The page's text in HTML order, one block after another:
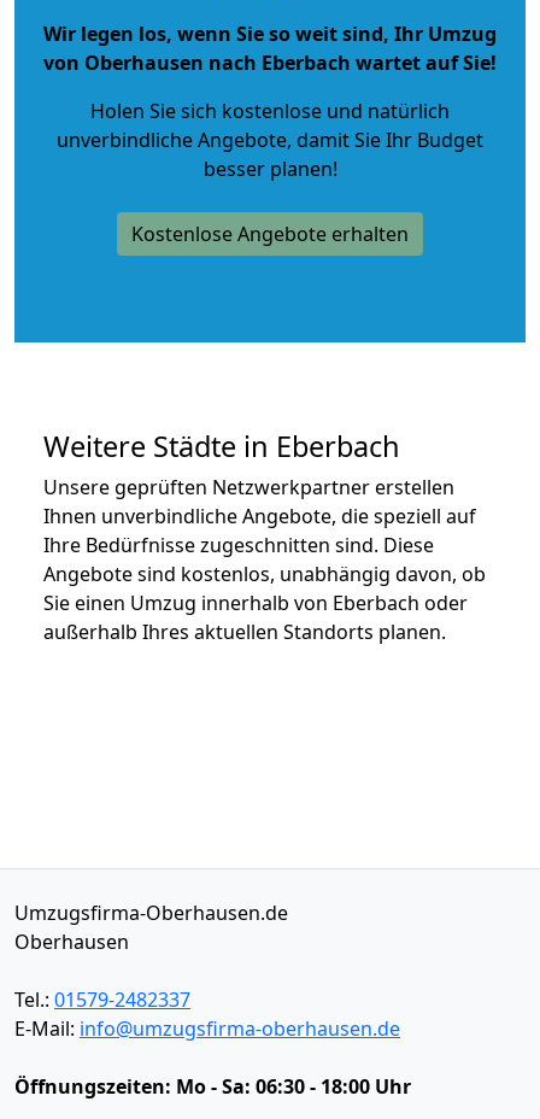
Wir legen los, wenn Sie so weit sind, Ihr Umzug
von Oberhausen nach Eberbach wartet auf Sie!
Holen Sie sich kostenlose und natürlich
unverbindliche Angebote, damit Sie Ihr Budget
besser planen!
Kostenlose Angebote erhalten
Weitere Städte in Eberbach
Unsere geprüften Netzwerkpartner erstellen
Ihnen unverbindliche Angebote, die speziell auf
Ihre Bedürfnisse zugeschnitten sind. Diese
Angebote sind kostenlos, unabhängig davon, ob
Sie einen Umzug innerhalb von Eberbach oder
außerhalb Ihres aktuellen Standorts planen.
Umzugsfirma-Oberhausen.de
Oberhausen
Tel.: 01579-2482337
E-Mail: info@umzugsfirma-oberhausen.de
Öffnungszeiten: Mo - Sa: 06:30 - 18:00 Uhr